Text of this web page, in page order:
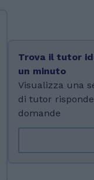
Trova il tutor
un minuto
Visualizza una
di tutor
domande